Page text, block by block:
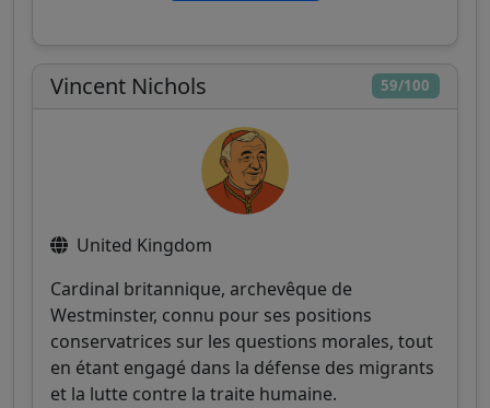
59/100
Vincent Nichols
United Kingdom
Cardinal britannique, archevêque de
Westminster, connu pour ses positions
conservatrices sur les questions morales, tout
en étant engagé dans la défense des migrants
et la lutte contre la traite humaine.